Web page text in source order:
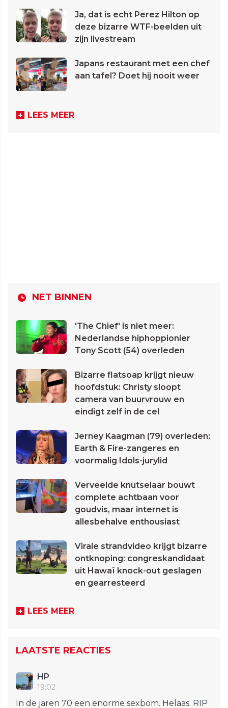
Ja, dat is echt Perez Hilton op
deze bizarre WTF-beelden uit
zijn livestream
Japans restaurant met een chef
aan tafel? Doet hij nooit weer
LEES MEER
NET BINNEN
'The Chief' is niet meer:
Nederlandse hiphoppionier
Tony Scott (54) overleden
Bizarre flatsoap krijgt nieuw
hoofdstuk: Christy sloopt
camera van buurvrouw en
eindigt zelf in de cel
Jerney Kaagman (79) overleden:
Earth & Fire-zangeres en
voormalig Idols-jurylid
Verveelde knutselaar bouwt
complete achtbaan voor
goudvis, maar internet is
allesbehalve enthousiast
Virale strandvideo krijgt bizarre
ontknoping: congreskandidaat
uit Hawaï knock-out geslagen
en gearresteerd
LEES MEER
LAATSTE REACTIES
HP
19:02
In de jaren 70 een enorme sexbom. Helaas. RIP